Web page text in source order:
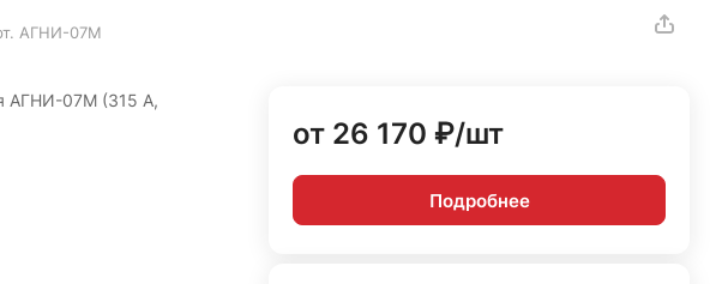
АГНИ-07М
АГНИ-07М (315 А,
от 26 170 ₽/шт
Подробнее